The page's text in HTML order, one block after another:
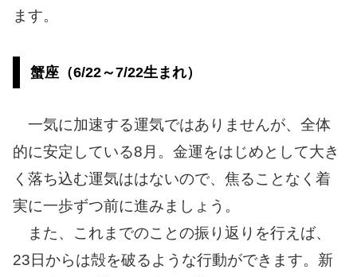
ます。
蟹座（6/22～7/22生まれ）
一気に加速する運気ではありませんが、全体
的に安定している8月。金運をはじめとして大き
く落ち込む運気ははないので、焦ることなく着
実に一歩ずつ前に進みましょう。
また、これまでのことの振り返りを行えば、
23日からは殻を破るような行動ができます。新